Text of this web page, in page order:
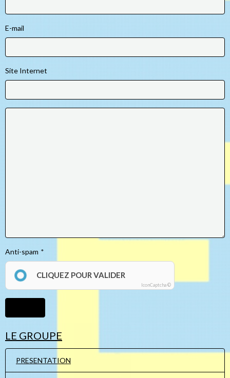
E-mail
Site Internet
Anti-spam
CLIQUEZ POUR VALIDER
IconCaptcha ©
LE GROUPE
PRESENTATION